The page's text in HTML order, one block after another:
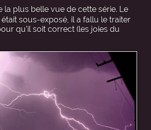
la plus belle vue de cette série. Le
sous-exposé, il a fallu le traiter
qu’il soit correct (les joies du